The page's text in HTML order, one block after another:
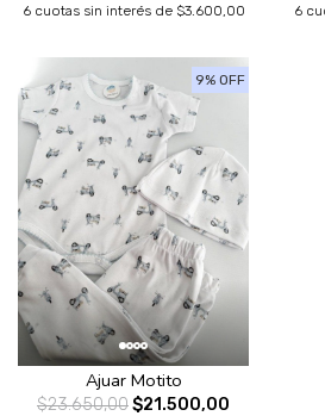
6 cuotas sin interés de $3.600,00 6
9% OFF
Ajuar Motito
$23.650,00$21.500,00